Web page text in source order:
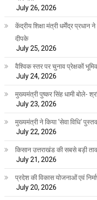
July 26, 2026
केंद्रीय शिक्षा मंत्री धर्मेंद्र प्रधान
दीपके
July 25, 2026
वैश्विक स्तर पर चुनाव प्रेक्षकों
July 24, 2026
मुख्यमंत्री पुष्कर सिंह धामी बोले-
July 23, 2026
मुख्यमंत्री ने किया ‘सेवा विधि‘
July 22, 2026
किसान उत्तराखंड की सबसे बड़ी
July 21, 2026
प्रदेश की विकास योजनाओं एवं
July 20, 2026